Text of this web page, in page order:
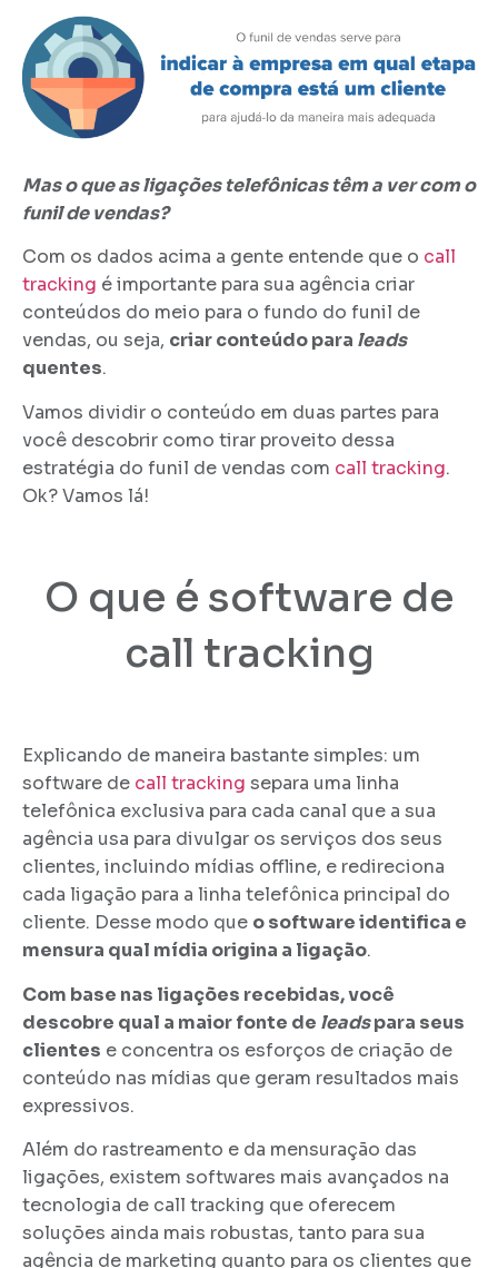
Mas o que as ligações telefônicas têm a ver com o
funil de vendas?
Com os dados acima a gente entende que o call
tracking é importante para sua agência criar
conteúdos do meio para o fundo do funil de
vendas, ou seja, criar conteúdo para leads
quentes.
Vamos dividir o conteúdo em duas partes para
você descobrir como tirar proveito dessa
estratégia do funil de vendas com call tracking.
Ok? Vamos lá!
O que é software de
call tracking
Explicando de maneira bastante simples: um
software de call tracking separa uma linha
telefônica exclusiva para cada canal que a sua
agência usa para divulgar os serviços dos seus
clientes, incluindo mídias offline, e redireciona
cada ligação para a linha telefônica principal do
cliente. Desse modo que o software identifica e
mensura qual mídia origina a ligação.
Com base nas ligações recebidas, você
descobre qual a maior fonte de leadspara seus
clientes e concentra os esforços de criação de
conteúdo nas mídias que geram resultados mais
expressivos.
Além do rastreamento e da mensuração das
ligações, existem softwares mais avançados na
tecnologia de call tracking que oferecem
soluções ainda mais robustas, tanto para sua
agência de marketing quanto para os clientes que